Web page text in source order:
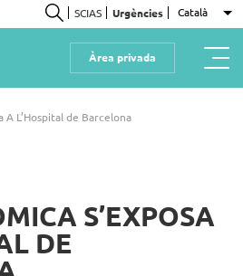
Cerca
SCIAS Urgències Català
Àrea privada
A L’Hospital de Barcelona
S’EXPOSA
DE